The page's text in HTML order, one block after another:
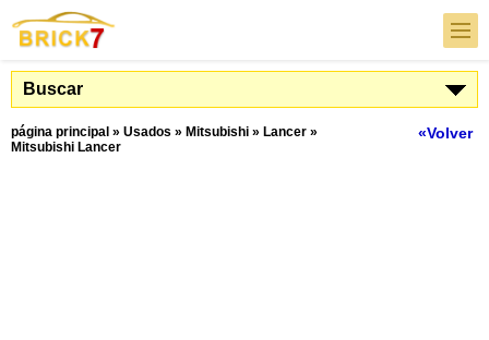
Buscar
«Volver
página principal » Usados » Mitsubishi » Lancer »
Mitsubishi Lancer